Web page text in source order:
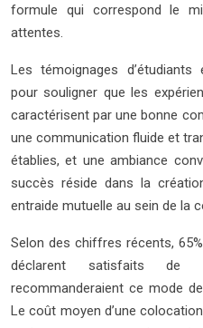
formule qui correspond le
attentes.
Les témoignages
pour souligner que les
caractérisent par une bonne
une communication fluide et
établies, et une ambiance
succès réside dans la
entraide mutuelle au sein de la
Selon des chiffres récents,
déclarent satisfaits de
recommanderaient ce mode
Le coût moyen d’une